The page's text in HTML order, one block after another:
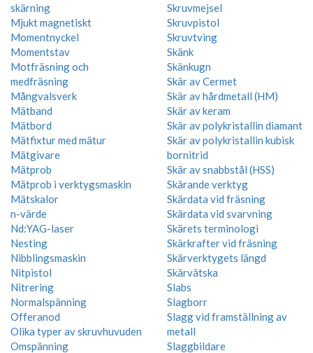
skärning
Mjukt magnetiskt
Momentnyckel
Momentstav
Motfräsning och
medfräsning
Mångvalsverk
Mätband
Mätbord
Mätfixtur med mätur
Mätgivare
Mätprob
Mätprob i verktygsmaskin
Mätskalor
n-värde
Nd:YAG-laser
Nesting
Nibblingsmaskin
Nitpistol
Nitrering
Normalspänning
Offeranod
Olika typer av skruvhuvuden
Omspänning
Skruvmejsel
Skruvpistol
Skruvtving
Skänk
Skänkugn
Skär av Cermet
Skär av hårdmetall (HM)
Skär av keram
Skär av polykristallin diamant
Skär av polykristallin kubisk
bornitrid
Skär av snabbstål (HSS)
Skärande verktyg
Skärdata vid fräsning
Skärdata vid svarvning
Skärets terminologi
Skärkrafter vid fräsning
Skärverktygets längd
Skärvätska
Slabs
Slagborr
Slagg vid framställning av
metall
Slaggbildare